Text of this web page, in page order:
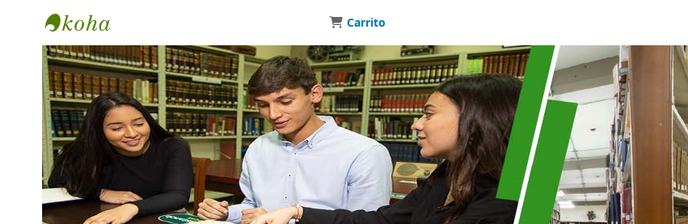
Biblioteca Universidad Monteávila
Carrito